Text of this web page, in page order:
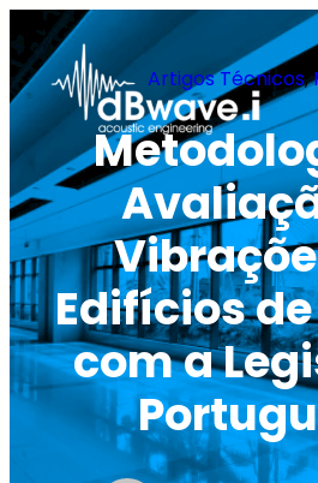
Saltar
para
o
conteúdo
Artigos Técnicos,
Edifícios
com a